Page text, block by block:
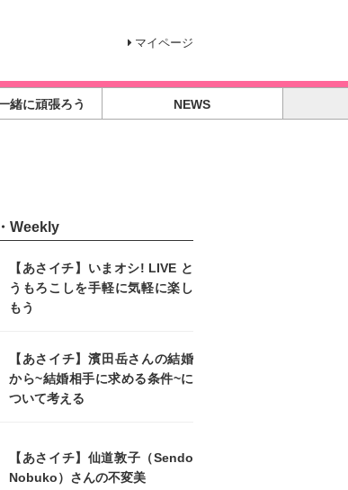
マイページ
緒に頑張ろう NEWS
Weekly
【あさイチ】いまオシ! LIVE と
うもろこしを手軽に気軽に楽し
もう
【あさイチ】濱田岳さんの結婚
から~結婚相手に求める条件~に
ついて考える
【あさイチ】仙道敦子（Sendo
Nobuko）さんの不変美